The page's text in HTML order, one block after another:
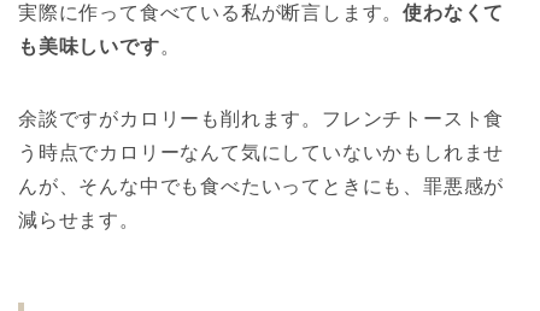
実際に作って食べている私が断言します。使わなくて
も美味しいです。
余談ですがカロリーも削れます。フレンチトースト食
う時点でカロリーなんて気にしていないかもしれませ
んが、そんな中でも食べたいってときにも、罪悪感が
減らせます。